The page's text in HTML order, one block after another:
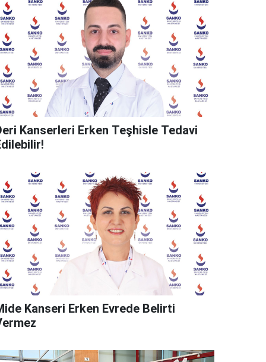
Kanserleri Erken Teşhisle Tedavi
Kanseri Erken Evrede Belirti